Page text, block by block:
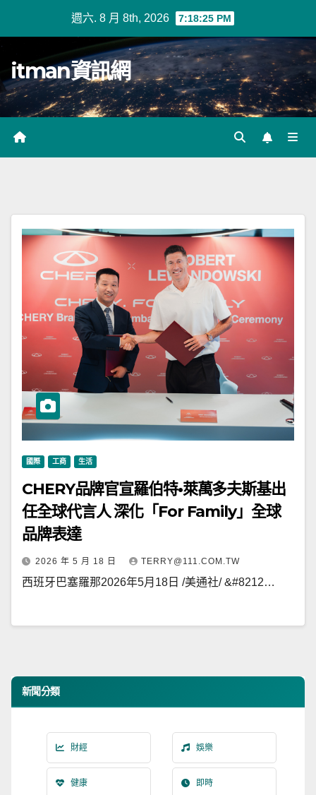
週六. 8 月 8th, 2026 7:18:26 PM
itman資訊網
國際 工商 生活
CHERY品牌官宣羅伯特•萊萬多夫斯基出
任全球代言人 深化「For Family」全球
品牌表達
2026 年 5 月 18 日 TERRY@111.COM.TW
西班牙巴塞羅那2026年5月18日 /美通社/ &#8212…
新聞分類
財經 娛樂
健康 即時